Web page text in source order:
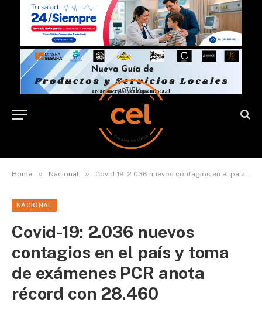
Home » Nacional » Covid-19: 2.036 nuevos contagios en el país y toma de exámenes PCR anota récord con 28.460
NACIONAL
Covid-19: 2.036 nuevos
contagios en el país y toma
de exámenes PCR anota
récord con 28.460